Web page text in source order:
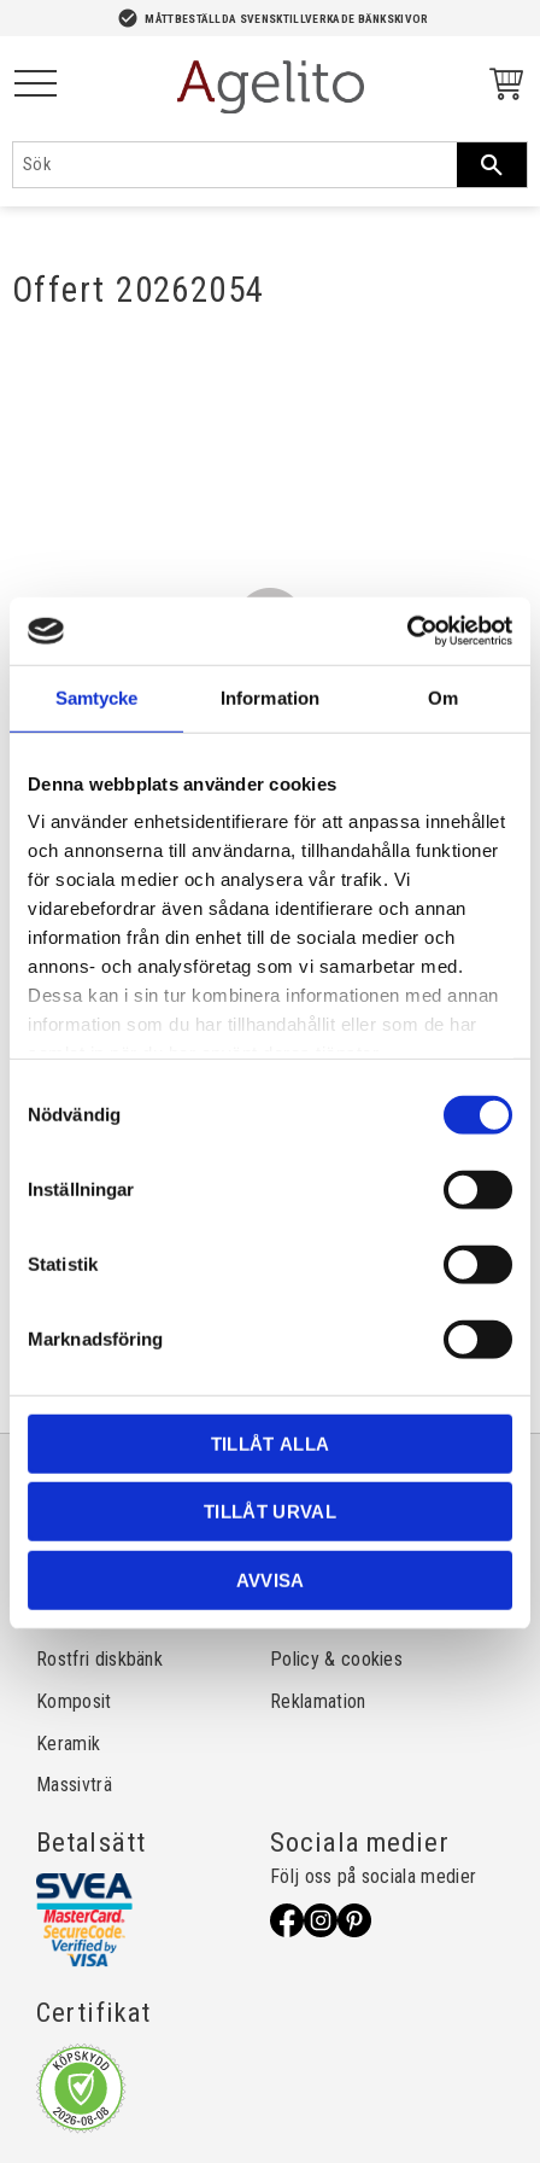
Samtycke Information Om
Denna webbplats använder cookies
Vi använder enhetsidentifierare för att anpassa innehållet
och annonserna till användarna, tillhandahålla funktioner
för sociala medier och analysera vår trafik. Vi
vidarebefordrar även sådana identifierare och annan
information från din enhet till de sociala medier och
annons- och analysföretag som vi samarbetar med.
Dessa kan i sin tur kombinera informationen med annan
information som du har tillhandahållit eller som de har
Nödvändig
Inställningar
Statistik
Marknadsföring
TILLÅT ALLA
TILLÅT URVAL
AVVISA
check_circle MÅTTBESTÄLLDA SVENSKTILLVERKADE BÄNKSKIVOR
Offert 20262054
18 370,00KR
Antal
Lagervara
Artikelnr
20262054
Sortiment
Natursten
Rostfri diskbänk
Komposit
Keramik
Massivträ
Information
Frågor & svar
Köpvillkor
Policy & cookies
Reklamation
Betalsätt
Certifikat
Sociala medier
Följ oss på sociala medier